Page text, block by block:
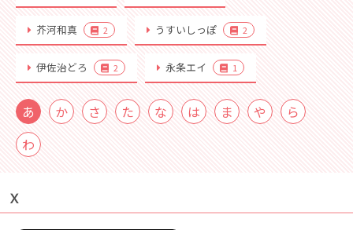
芥河和真 2 うすいしっぽ 2
伊佐治どろ 2 永条エイ 1
あ か さ た な は ま や
ら
わ
Ｘ